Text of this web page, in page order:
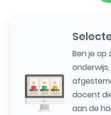
Ben je op
docent
aan de